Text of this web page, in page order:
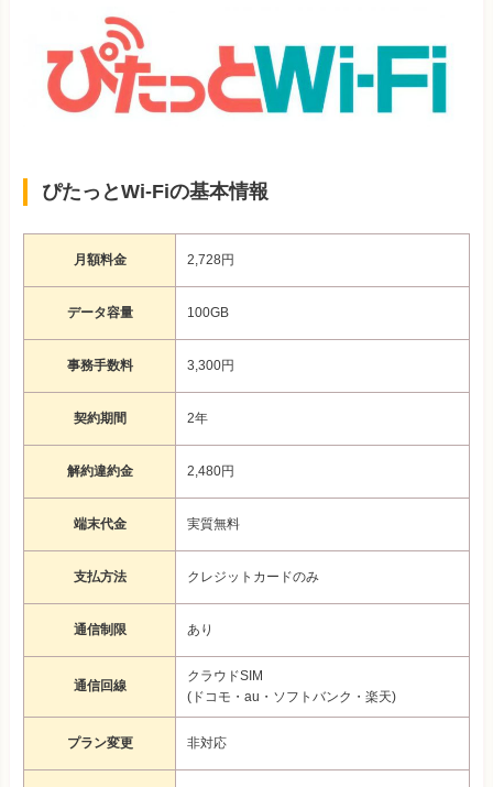
ぴたっとWi-Fiの基本情報
月額料金 2,728円
データ容量 100GB
事務手数料 3,300円
契約期間 2年
解約違約金 2,480円
端末代金 実質無料
支払方法 クレジットカードのみ
通信制限 あり
通信回線
クラウドSIM
(ドコモ・au・ソフトバンク・楽天)
プラン変更 非対応